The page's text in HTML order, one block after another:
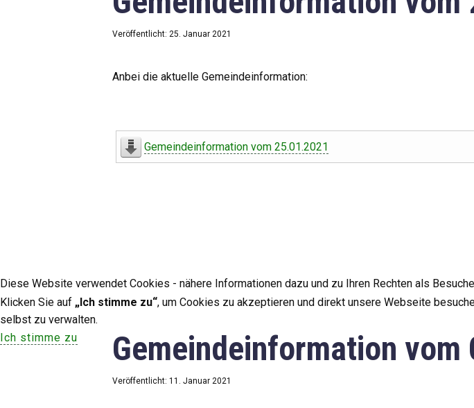
Veröffentlicht: 25. Januar 2021
Anbei die aktuelle Gemeindeinformation:
Gemeindeinformation vom 25.01.2021
Gemeindeinformation vom
Veröffentlicht: 11. Januar 2021
Diese Website verwendet Cookies - nähere Informationen dazu und zu Ihren Rechten als
Klicken Sie auf „Ich stimme zu“, um Cookies zu akzeptieren und direkt unsere Webseite
selbst zu verwalten.
Ich stimme zu